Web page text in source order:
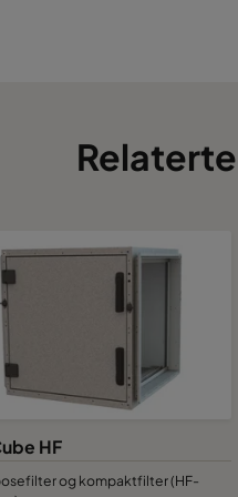
HF
og kompaktfilter (HF-